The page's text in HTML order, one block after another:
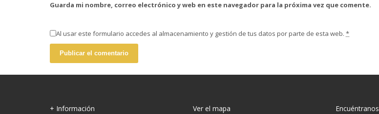
Guarda mi nombre, correo electrónico y web en este navegador para la próxima vez que comente.
Al usar este formulario accedes al almacenamiento y gestión de tus datos por parte de esta web. *
+ Información Ver el mapa Encuéntranos